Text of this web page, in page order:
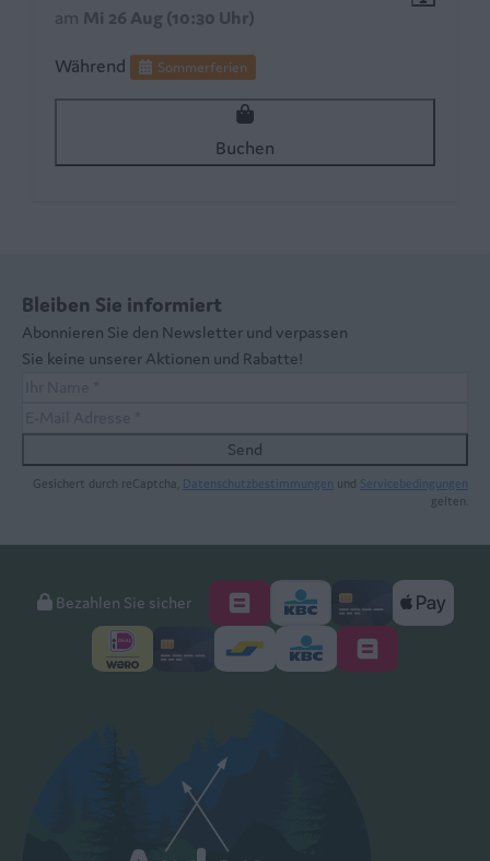
am Mi 26 Aug (10:30 Uhr)
Während
Sommerferien
Buchen
Bleiben Sie informiert
Abonnieren Sie den Newsletter und verpassen
Sie keine unserer Aktionen und Rabatte!
Send
Gesichert durch reCaptcha, Datenschutzbestimmungen und Servicebedingungen
gelten.
Bezahlen Sie sicher